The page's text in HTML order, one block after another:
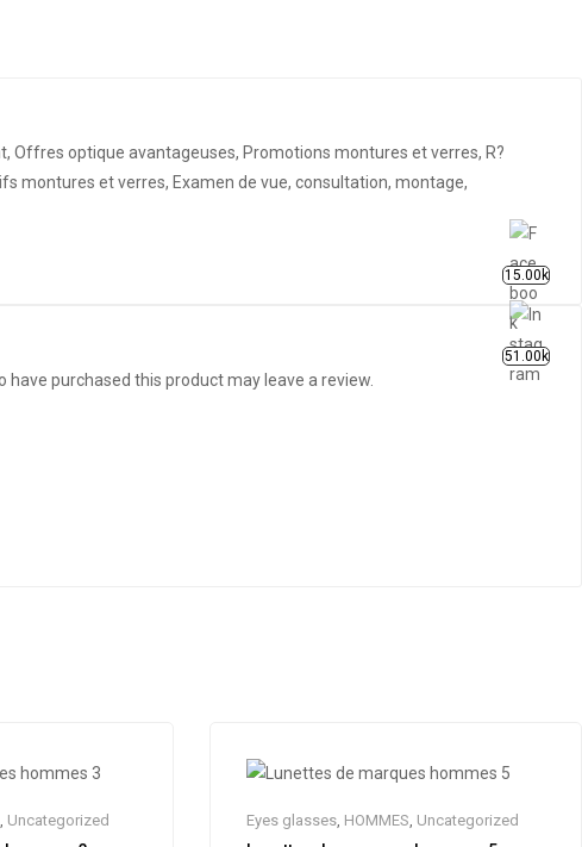
Offres optique avantageuses, Promotions montures et verres, R?
montures et verres, Examen de vue, consultation, montage,
have purchased this product may leave a review.
Uncategorized Eyes glasses, HOMMES Uncategorized
15.00k
51.00k